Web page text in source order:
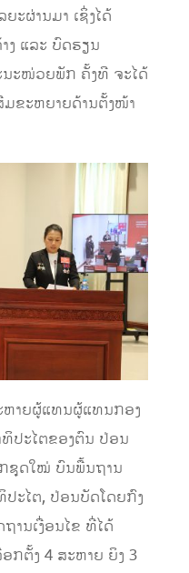
ະຜ່ານມາ ເຊິ່ງໄດ້
ງ ແລະ ບົດຮຽນ
ະໜ່ວຍພັກ ຄັ້ງທີ ຈະໄດ້
ຂະຫຍາຍດ້ານຕັ້ງໜ້າ
ຫາຍຜູ້ແທນຜູ້ແທນກອງ
ປະໄຕຂອງຕົນ ປ່ອນ
ຊຸດໃໝ່ ບົນພື້ນຖານ
ະໄຕ, ປ່ອນບັດໂດຍກົງ
ານເງື່ອນໄຂ ທີ່ໄດ້
ກຕັ້ງ 4 ສະຫາຍ ຍິງ 3